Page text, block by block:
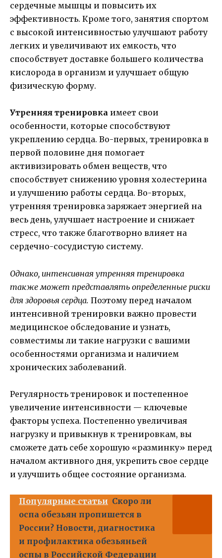
сердечные мышцы и повысить их
эффективность. Кроме того, занятия спортом
с высокой интенсивностью улучшают работу
легких и увеличивают их емкость, что
способствует доставке большего количества
кислорода в организм и улучшает общую
физическую форму.
Утренняя тренировка имеет свои
особенности, которые способствуют
укреплению сердца. Во-первых, тренировка в
первой половине дня помогает
активизировать обмен веществ, что
способствует снижению уровня холестерина
и улучшению работы сердца. Во-вторых,
утренняя тренировка заряжает энергией на
весь день, улучшает настроение и снижает
стресс, что также благотворно влияет на
сердечно-сосудистую систему.
Однако, интенсивная утренняя тренировка
также может представлять определенные риски
для здоровья сердца. Поэтому перед началом
интенсивной тренировки важно провести
медицинское обследование и узнать,
совместимы ли такие нагрузки с вашими
особенностями организма и наличием
хронических заболеваний.
Регулярность тренировок и постепенное
увеличение интенсивности — ключевые
факторы успеха. Постепенно увеличивая
нагрузку и привыкнув к тренировкам, вы
сможете дать себе хорошую «разминку» перед
началом активного дня, укрепить свое сердце
и улучшить общее состояние организма.
Популярные статьи Скоро ли
оспа обезьян пропишется в
России? Новости, диагностика
и профилактика обезьяньей
оспы в Российской Федерации